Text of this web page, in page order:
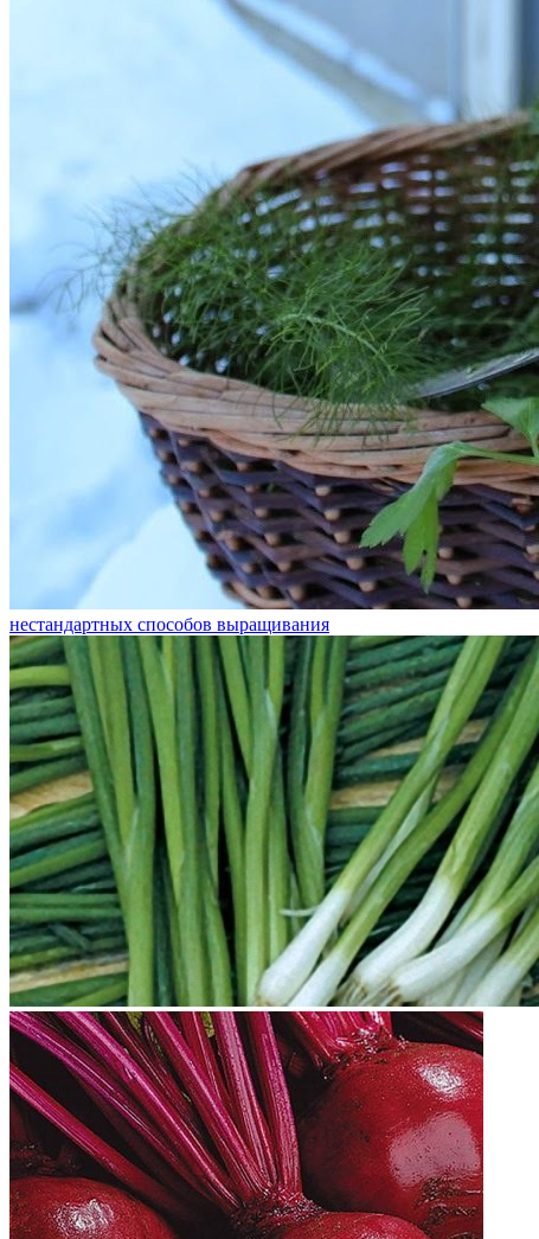
нестандартных способов выращивания